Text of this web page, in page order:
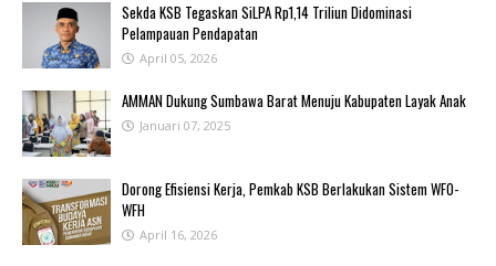
Sekda KSB Tegaskan SiLPA Rp1,14 Triliun Didominasi
Pelampauan Pendapatan
April 05, 2026
AMMAN Dukung Sumbawa Barat Menuju Kabupaten Layak Anak
Januari 07, 2025
‎Dorong Efisiensi Kerja, Pemkab KSB Berlakukan Sistem WFO-
WFH ‎
April 16, 2026